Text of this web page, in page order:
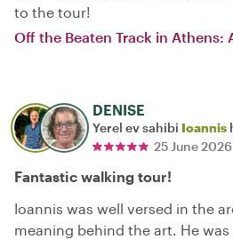
to the tour!
Off the Beaten Track in Athens:
DENISE
Yerel ev sahibi Ioannis
25 June 2026
Fantastic walking tour!
Ioannis was well versed in the
meaning behind the art. He